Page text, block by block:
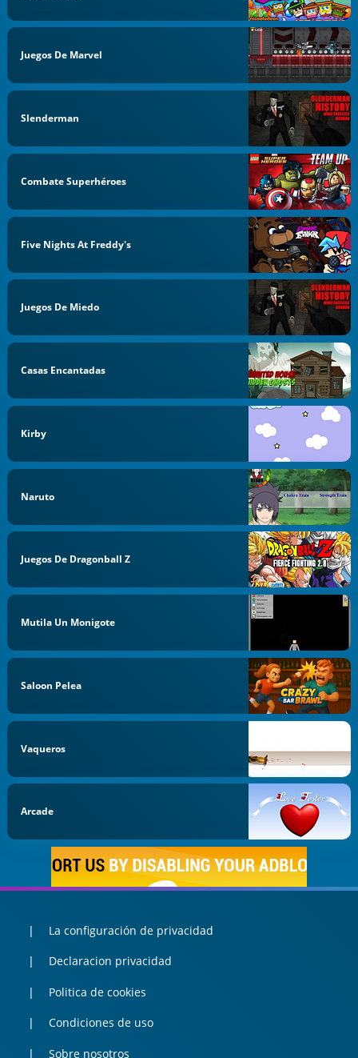
Juegos De Marvel
Slenderman
Combate Superhéroes
Five Nights At Freddy's
Juegos De Miedo
Casas Encantadas
Kirby
Naruto
Juegos De Dragonball Z
Mutila Un Monigote
Saloon Pelea
Vaqueros
Arcade
La configuración de privacidad
Declaracion privacidad
Politica de cookies
Condiciones de uso
Sobre nosotros